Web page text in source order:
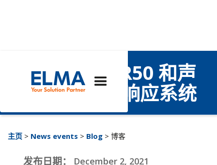
你没听错！MR50 和声
音技术很酷的响应系统
主页 > News events > Blog > 博客
发布日期： December 2, 2021